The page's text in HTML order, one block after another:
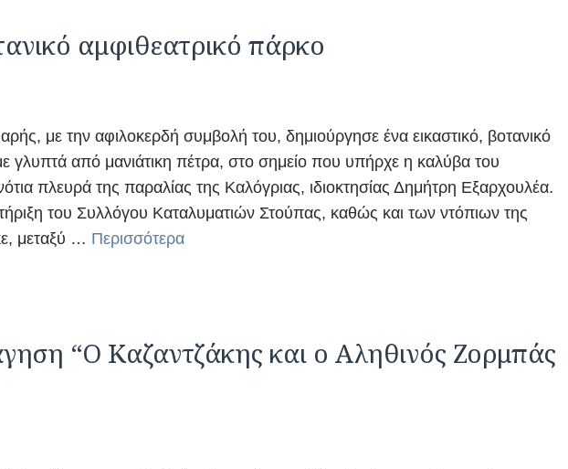
αμφιθεατρικό πάρκο
με την αφιλοκερδή συμβολή του, δημιούργησε ένα εικαστικό, βοτανικό
γλυπτά από μανιάτικη πέτρα, στο σημείο που υπήρχε η καλύβα του
πλευρά της παραλίας της Καλόγριας, ιδιοκτησίας Δημήτρη Εξαρχουλέα.
του Συλλόγου Καταλυματιών Στούπας, καθώς και των ντόπιων της
μεταξύ … Περισσότερα
“Ο Καζαντζάκης και ο Αληθινός Ζορμπάς